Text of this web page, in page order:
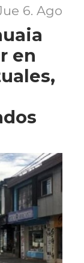
6. Ago
en